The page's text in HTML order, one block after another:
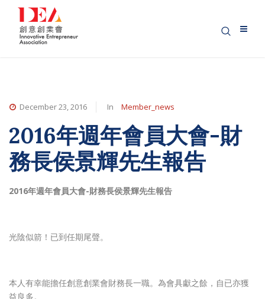
December 23, 2016 In Member_news
2016年週年會員大會-財
務長侯景輝先生報告
2016年週年會員大會-財務長侯景輝先生報告
光陰似箭！已到任期尾聲。
本人有幸能擔任創意創業會財務長一職。為會具獻之餘，自已亦獲
益良多。